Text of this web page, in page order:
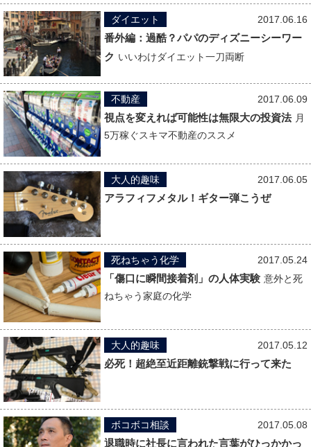
2017.06.16
ダイエット
番外編：過酷？パパのディズニーシーワー
ク いいわけダイエット一刀両断
2017.06.09
不動産
視点を変えれば可能性は無限大の投資法 月
5万稼ぐスキマ不動産のススメ
2017.06.05
大人的趣味
アラフィフメタル！ギター弾こうぜ
2017.05.24
死ねちゃう化学
「傷口に瞬間接着剤」の人体実験 意外と死
ねちゃう家庭の化学
2017.05.12
大人的趣味
必死！超絶至近距離銃撃戦に行って来た
2017.05.08
ボコボコ相談
退職時に社長に言われた言葉がひっかかっ